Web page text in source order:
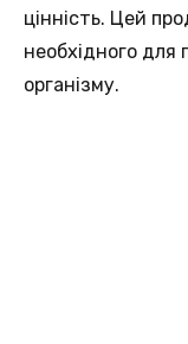
цінність. Цей
необхідного для
організму.